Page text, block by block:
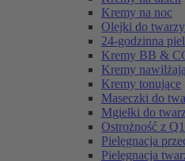
Kremy na noc
Olejki do twarzy
24-godzinna
Kremy BB &
Kremy
Kremy tonujące
Maseczki do
Mgiełki do
Ostrożność z
Pielęgnacja
Pielęgnacja